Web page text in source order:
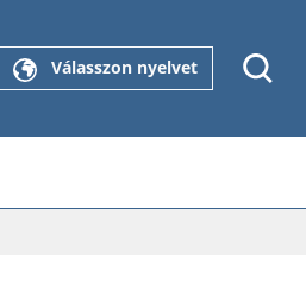
Válasszon nyelvet